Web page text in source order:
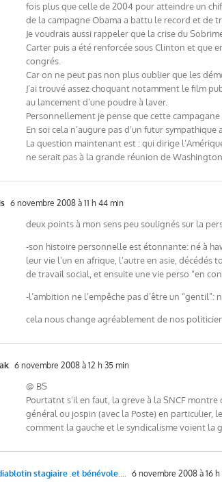
fois plus que celle de 2004 pour atteindre un
de la campagne Obama a battu le record et de
Je voudrais aussi rappeler que la crise du
Carter puis a été renforcée sous Clinton et que
congrés.
Car on ne peut pas non plus oublier que les
J’ai trouvé assez choquant notamment le film
au lancement d’une poudre à laver.
Personnellement je pense que cette
En soi cela n’augure pas d’un futur
La question maintenant est : qui dirige
ne serait pas à la grande réunion de
6 novembre 2008 à 11 h 44 min
deux points à mon sens peu soulignés sur la
-son histoire personnelle est étonnante: né à
leur vie l’un en afrique, l’autre en asie,
de travail social, et ensuite une vie perso “en
-l’ambition ne l’empêche pas d’être un
cela nous change agréablement de nos
6 novembre 2008 à 12 h 35 min
@ BS
Pourtatnt s’il en faut, la greve à la SNCF
général ou jospin (avec la Poste) en particulier,
comment la gauche et le syndicalisme voient la
stagiaire .et bénévole.... 6 novembre 2008 à 16